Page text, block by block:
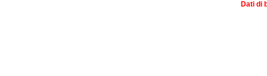
Dati di